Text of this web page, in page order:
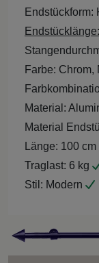
Endstückform:
Endstücklänge:
Farbe: Chrom,
Material:
Material
Länge: 100 cm
Traglast: 6 kg
Stil: Modern